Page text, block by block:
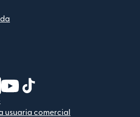
ventana nueva)
una ventana nueva)
en una ventana nueva)
(se abre en una ventana nueva)
(se abre en una ventana nueva)
usuaria comercial